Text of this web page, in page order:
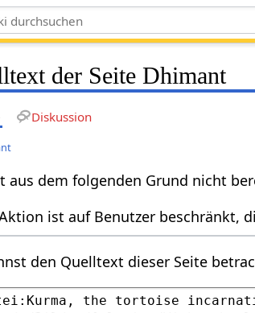
der Seite Dhimant
Diskussion
aus dem folgenden Grund nicht
ist auf Benutzer beschränkt,
den Quelltext dieser Seite